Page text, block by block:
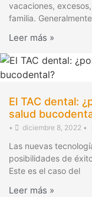
vacaciones,
familia.
Leer más »
El TAC dental:
salud
• diciembre 8, 2022 •
Las nuevas
posibilidades de
Este es el caso del
Leer más »